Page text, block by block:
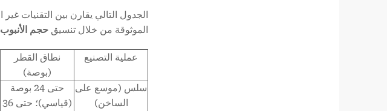
الموثوقة من خلال تنسيق حجم الأنبوب
عملية التصنيع
نطاق القطر
(بوصة)
سلس (موسع على
الساخن)
حتى 24 بوصة
(قياسي)؛ حتى 36